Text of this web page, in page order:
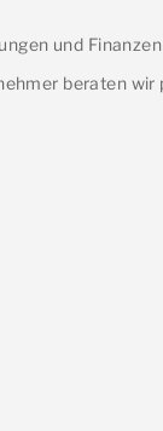
und
beraten wir